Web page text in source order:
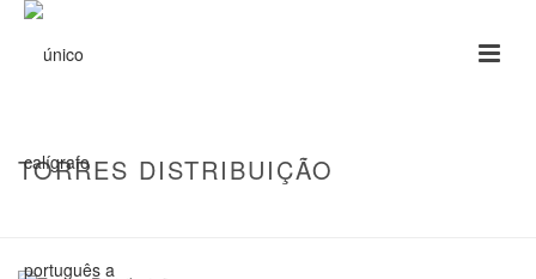
TORRES DISTRIBUIÇÃO